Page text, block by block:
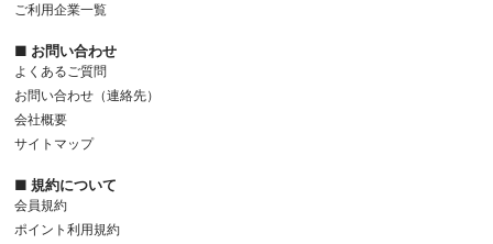
ご利用企業一覧
■ お問い合わせ
よくあるご質問
お問い合わせ（連絡先）
会社概要
サイトマップ
■ 規約について
会員規約
ポイント利用規約